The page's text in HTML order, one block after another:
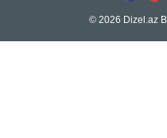
© 2026 Dizel.az